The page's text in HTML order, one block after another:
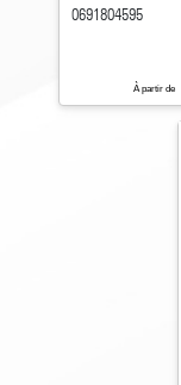
0691804595
À partir de